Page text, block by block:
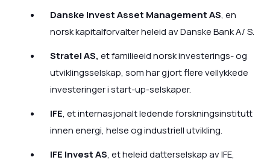
Danske Invest Asset Management AS, en
norsk kapitalforvalter heleid av Danske Bank A/ S.
Stratel AS, et familieeid norsk investerings- og
utviklingsselskap, som har gjort flere vellykkede
investeringer i start-up-selskaper.
IFE, et internasjonalt ledende forskningsinstitutt
innen energi, helse og industriell utvikling.
IFE Invest AS, et heleid datterselskap av IFE,